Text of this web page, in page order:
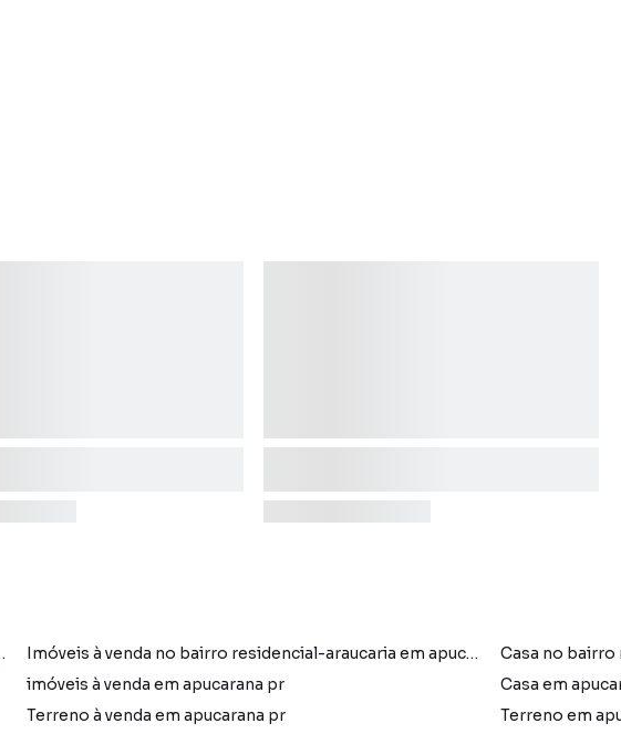
pr com 1 vaga Imóveis à venda no bairro residencial-araucaria em apucarana pr
Casa no bairro
imóveis à venda em apucarana pr
Casa em
Terreno à venda em apucarana pr Terreno em